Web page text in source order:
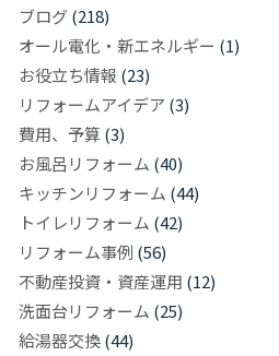
ブログ(218)
オール電化・新エネルギー (1)
お役立ち情報 (23)
リフォームアイデア (3)
費用、予算(3)
お風呂リフォーム (40)
キッチンリフォーム (44)
トイレリフォーム (42)
リフォーム事例 (56)
不動産投資・資産運用 (12)
洗面台リフォーム (25)
給湯器交換(44)